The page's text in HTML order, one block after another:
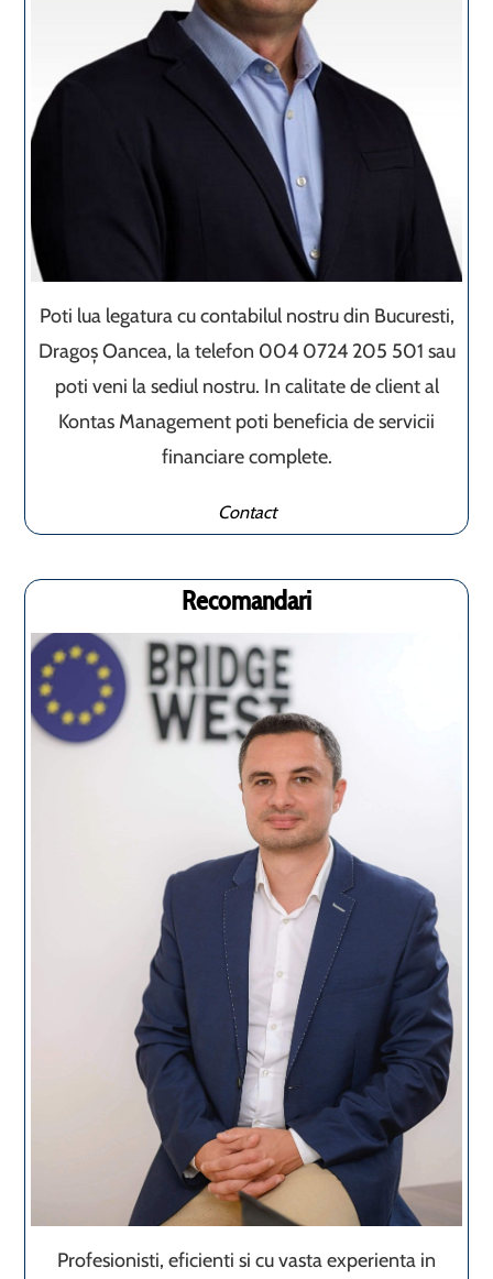
Poti lua legatura cu contabilul nostru din Bucuresti,
Dragoș Oancea, la telefon 004 0724 205 501 sau
poti veni la sediul nostru. In calitate de client al
Kontas Management poti beneficia de servicii
financiare complete.
Contact
Recomandari
Profesionisti, eficienti si cu vasta experienta in